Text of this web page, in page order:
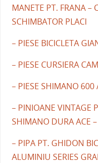
MANETE PT. FRANA –
SCHIMBATOR PLACI
– PIESE BICICLETA
– PIESE CURSIERA
– PIESE SHIMANO 600
– PINIOANE VINTAGE
SHIMANO DURA ACE
– PIPA PT. GHIDON
ALUMINIU SERIES